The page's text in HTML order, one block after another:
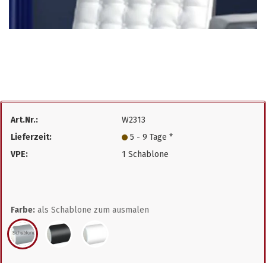
Art.Nr.:
W2313
Lieferzeit:
5 - 9 Tage *
VPE:
1 Schablone
Farbe: als Schablone zum ausmalen